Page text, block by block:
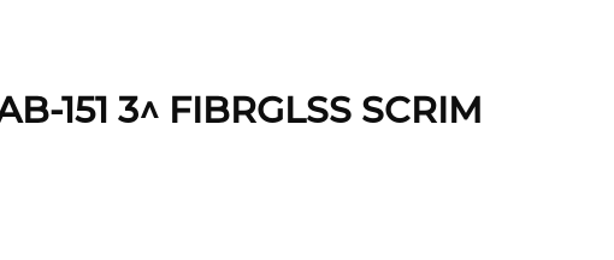
151 3^ FIBRGLSS SCRIM